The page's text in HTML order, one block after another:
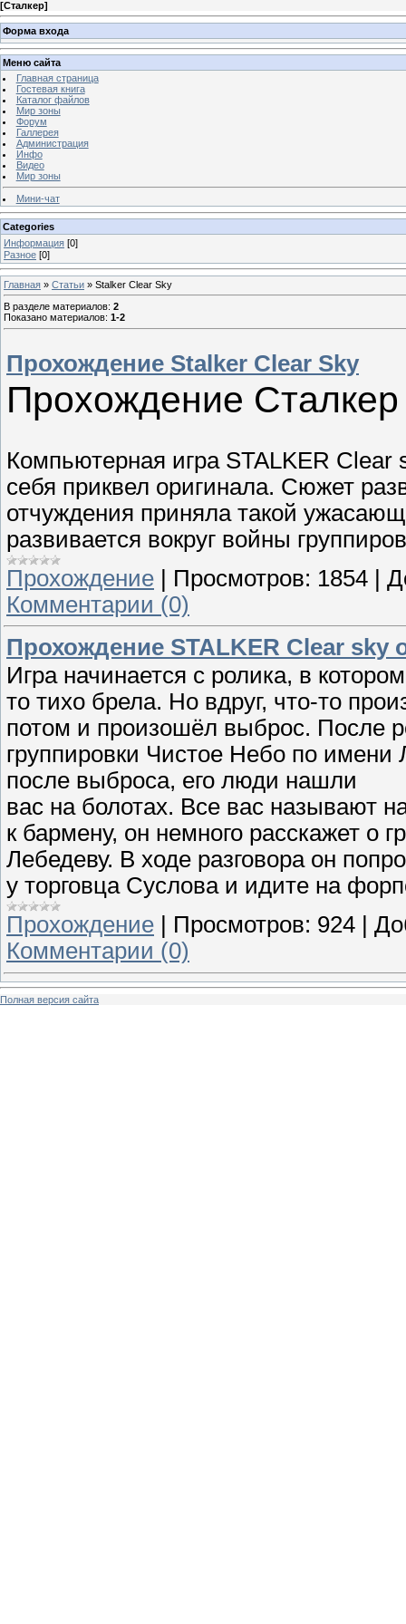
[Сталкер]
Форма входа
Меню сайта
Главная страница
Гостевая книга
Каталог файлов
Мир зоны
Форум
Галлерея
Администрация
Инфо
Видео
Мир зоны
Мини-чат
Categories
Информация [0]
Разное [0]
Главная » Статьи » Stalker Clear Sky
В разделе материалов: 2
Показано материалов: 1-2
Прохождение Stalker Clear Sky
Прохождение
Компьютерная игра STALKER Clear
себя приквел оригинала. Сюжет
отчуждения приняла такой
развивается вокруг войны
Прохождение | Просмотров: 1854 |
Комментарии (0)
Прохождение STALKER Clear
Игра начинается с ролика, в
то тихо брела. Но вдруг, что-то
потом и произошёл выброс. После
группировки Чистое Небо по
после выброса, его люди нашли
вас на болотах. Все вас называют
к бармену, он немного расскажет о
Лебедеву. В ходе разговора он
у торговца Суслова и идите на
Прохождение
Просмотров: 924
Комментарии (0)
Полная версия сайта